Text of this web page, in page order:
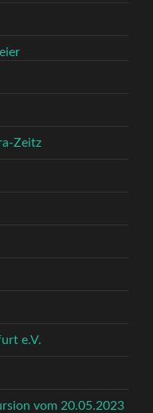
Zeitz
e.V.
vom 20.05.2023